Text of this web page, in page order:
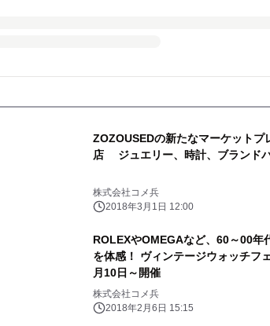
ZOZOUSEDの新たなマーケットプ
店 ジュエリー、時計、ブランド
株式会社コメ兵
2018年3月1日 12:00
ROLEXやOMEGAなど、60～00年
を体感！ ヴィンテージウォッチフ
月10日～開催
株式会社コメ兵
2018年2月6日 15:15